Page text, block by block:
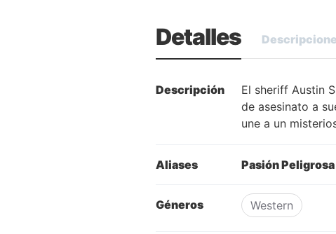
Detalles
Descripción
El sheriff Austin
de asesinato a
une a un
Aliases Pasión Peligrosa
Géneros Western